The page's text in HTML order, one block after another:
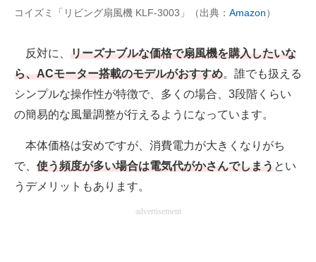
コイズミ「リビング扇風機 KLF-3003」（出典： Amazon）
反対に、 リーズナブルな価格で扇風機を購入したいな
ら、ACモーター搭載のモデルがおすすめ。誰でも扱える
シンプルな操作性が特徴で、多くの場合、3段階くらい
の簡易的な風量調整が行えるようになっています。
本体価格は安めですが、消費電力が大きくなりがち
で、 使う頻度が多い場合は電気代がかさんでしまうとい
うデメリットもあります。
advertisement